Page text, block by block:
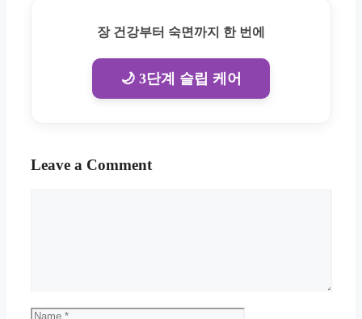
장 건강부터 숙면까지 한 번에
🌙 3단계 슬립 케어
Leave a Comment
Name